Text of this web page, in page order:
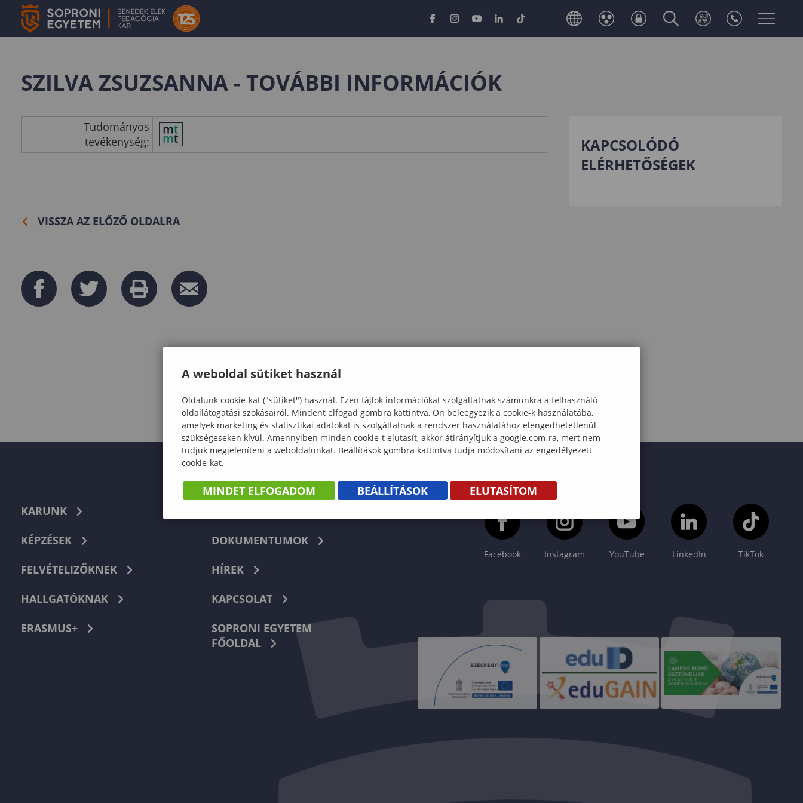
SZILVA ZSUZSANNA - TOVÁBBI INFORMÁCIÓK
Tudományos
tevékenység:
VISSZA AZ ELŐZŐ OLDALRA
KAPCSOLÓDÓ
ELÉRHETŐSÉGEK
KARUNK
KÉPZÉSEK
FELVÉTELIZŐKNEK
HALLGATÓKNAK
ERASMUS+
DOKUMENTUMOK
HÍREK
KAPCSOLAT
SOPRONI EGYETEM
FŐOLDAL
Facebook Instagram YouTube LinkedIn TikTok
A weboldal sütiket használ
Oldalunk cookie-kat ("sütiket") használ. Ezen fájlok információkat szolgáltatnak számunkra a felhasználó
oldallátogatási szokásairól. Mindent elfogad gombra kattintva, Ön beleegyezik a cookie-k használatába,
amelyek marketing és statisztikai adatokat is szolgáltatnak a rendszer használatához elengedhetetlenül
szükségeseken kívül. Amennyiben minden cookie-t elutasít, akkor átirányítjuk a google.com-ra, mert nem
tudjuk megjeleníteni a weboldalunkat. Beállítások gombra kattintva tudja módosítani az engedélyezett
cookie-kat.
MINDET ELFOGADOM BEÁLLÍTÁSOK ELUTASÍTOM